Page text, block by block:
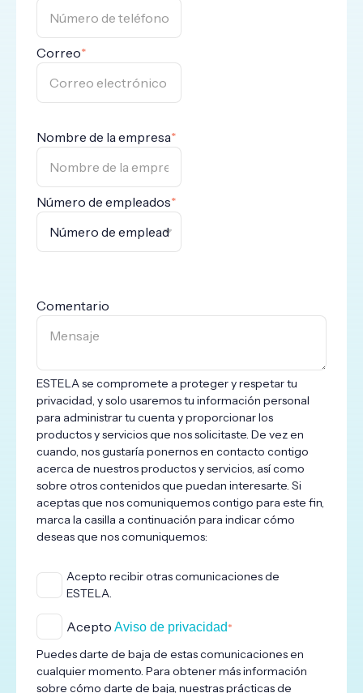
Correo*
Nombre de la empresa*
Número de empleados*
Comentario
ESTELA se compromete a proteger y respetar tu
privacidad, y solo usaremos tu información personal
para administrar tu cuenta y proporcionar los
productos y servicios que nos solicitaste. De vez en
cuando, nos gustaría ponernos en contacto contigo
acerca de nuestros productos y servicios, así como
sobre otros contenidos que puedan interesarte. Si
aceptas que nos comuniquemos contigo para este fin,
marca la casilla a continuación para indicar cómo
deseas que nos comuniquemos:
Acepto recibir otras comunicaciones de
ESTELA.
Acepto Aviso de privacidad*
Puedes darte de baja de estas comunicaciones en
cualquier momento. Para obtener más información
sobre cómo darte de baja, nuestras prácticas de